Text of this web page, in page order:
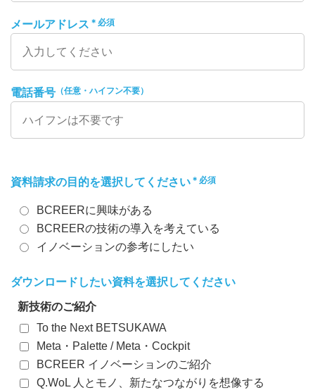
メールアドレス ＊必須
電話番号 （任意・ハイフン不要）
資料請求の目的を選択してください ＊必須
BCREERに興味がある
BCREERの技術の導入を考えている
イノベーションの参考にしたい
ダウンロードしたい資料を選択してください
新技術のご紹介
To the Next BETSUKAWA
Meta・Palette / Meta・Cockpit
BCREER イノベーションのご紹介
Q.WoL 人とモノ、新たなつながりを想像する